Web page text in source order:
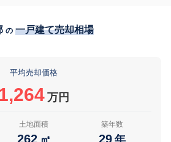
の 一戸建て売却相場
平均売却価格
1,264 万円
土地面積
262 ㎡
築年数
29 年